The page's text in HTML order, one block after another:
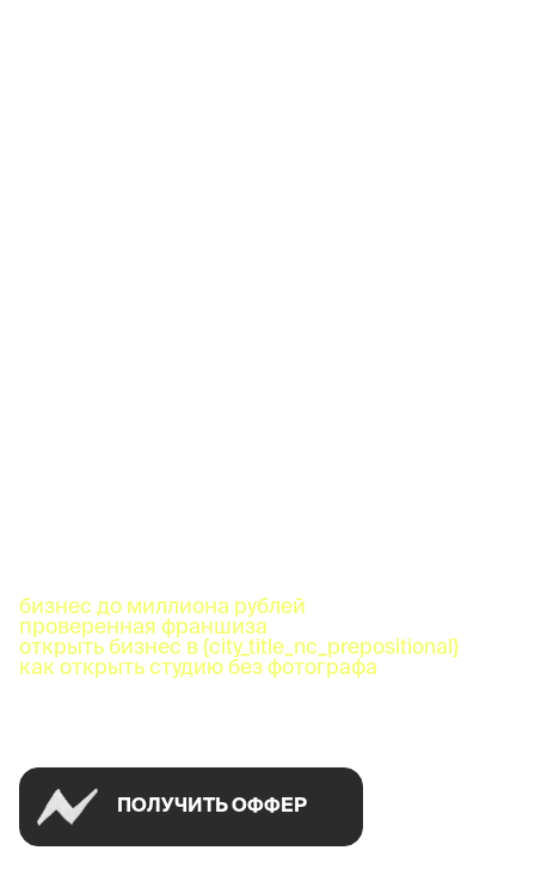
бизнес до миллиона рублей
проверенная франшиза
открыть бизнес в {city_title_nc_prepositional}
как открыть студию без фотографа
ПОЛУЧИТЬ ОФФЕР